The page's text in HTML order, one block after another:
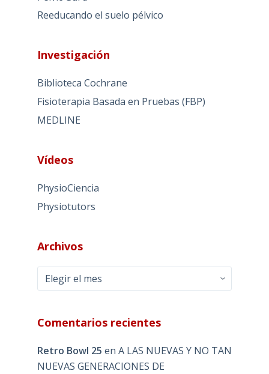
Reeducando el suelo pélvico
Investigación
Biblioteca Cochrane
Fisioterapia Basada en Pruebas (FBP)
MEDLINE
Vídeos
PhysioCiencia
Physiotutors
Archivos
Archivos
Comentarios recientes
Retro Bowl 25 en A LAS NUEVAS Y NO TAN
NUEVAS GENERACIONES DE